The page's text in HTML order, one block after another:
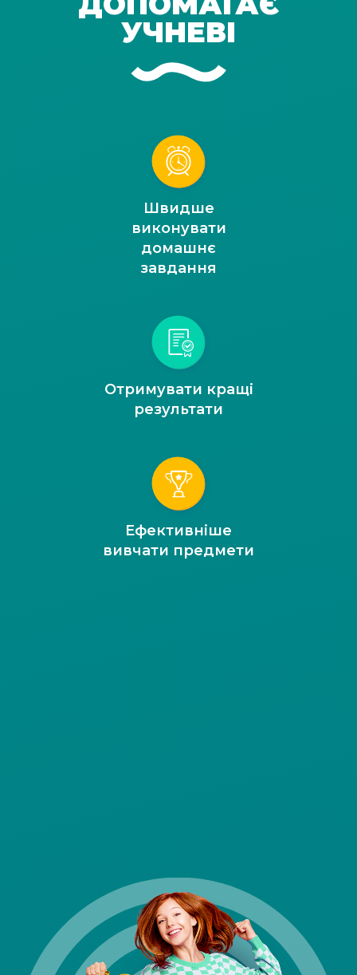
УЧНЕВІ
Швидше
виконувати
домашнє
завдання
Отримувати кращі
результати
Ефективніше
вивчати предмети